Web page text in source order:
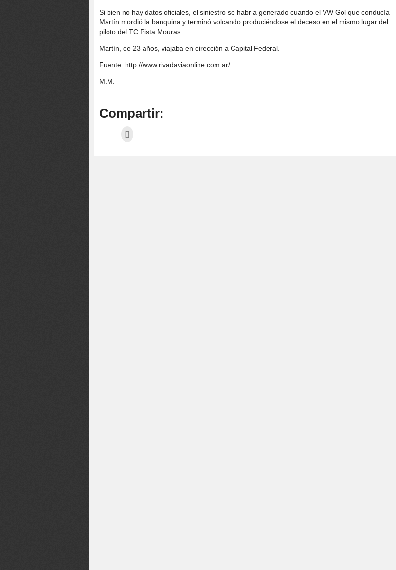
Si bien no hay datos oficiales, el siniestro se habría generado cuando el VW Gol que conducía
Martín mordió la banquina y terminó volcando produciéndose el deceso en el mismo lugar del
piloto del TC Pista Mouras.
Martín, de 23 años, viajaba en dirección a Capital Federal.
Fuente: http://www.rivadaviaonline.com.ar/
M.M.
Compartir: